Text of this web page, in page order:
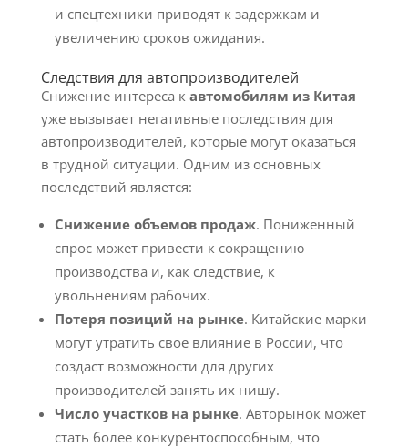
и спецтехники приводят к задержкам и
увеличению сроков ожидания.
Следствия для автопроизводителей
Снижение интереса к автомобилям из Китая
уже вызывает негативные последствия для
автопроизводителей, которые могут оказаться
в трудной ситуации. Одним из основных
последствий является:
Снижение объемов продаж. Пониженный
спрос может привести к сокращению
производства и, как следствие, к
увольнениям рабочих.
Потеря позиций на рынке. Китайские марки
могут утратить свое влияние в России, что
создаст возможности для других
производителей занять их нишу.
Число участков на рынке. Авторынок может
стать более конкурентоспособным, что